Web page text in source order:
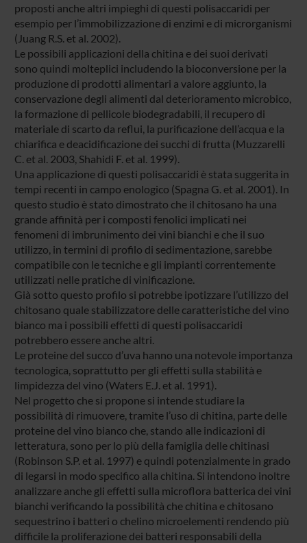
proposti anche altri impieghi di questi polisaccaridi per
esempio per l’immobilizzazione di enzimi e di microrganismi
(Juang R.S. et al. 2002).
Le possibili applicazioni della chitina e dei suoi derivati
sono quindi molteplici includendo la bioconversione per la
produzione di prodotti alimentari a valore aggiunto, la
conservazione degli alimenti dal deterioramento microbico,
la formazione di pellicole biodegradabili, il recupero di
materiale di scarto da reflui, la purificazione dell’acqua e la
chiarifica e deacidificazione dei succhi di frutta (Muzzarelli
C. et al. 2003, Shahidi F. et al. 1999).
Una applicazione di questi polisaccaridi è stata suggerita in
tempi recenti in campo enologico (Spagna G. et al. 2001). In
questo studio è stato dimostrato che il chitosano ha una
grande affinità per i composti fenolici implicati nei
fenomeni di imbrunimento dei vini bianchi e che il suo
utilizzo, in termini di profilo di sedimentazione, sarebbe
compatibile con le tecniche e gli impianti correntemente
utilizzati nelle pratiche di vinificazione.
Già sotto questo profilo si potrebbe ipotizzare l’utilizzo del
chitosano quale stabilizzatore delle caratteristiche del vino
bianco ma i possibili effetti di questi polisaccaridi
potrebbero essere anche altri.
Le proteine del succo d’uva hanno una notevole importanza
tecnologica, soprattutto per gli effetti sulla stabilità e
limpidezza del vino (Waters E.J. et al. 1991).
Nel progetto che si propone si intende studiare la
possibilità di rimuovere, tramite l’uso di chitina, parte delle
proteine del vino bianco che, stando alle indicazioni di
letteratura, sono per lo più della famiglia delle chitinasi
(Robinson S.P. et al. 1997) e quindi potenzialmente in grado
di legarsi in modo specifico alla chitina. Si intendono inoltre
analizzare anche gli effetti sulla microflora batterica dei vini
bianchi verificando la possibilità che chitina e chitosano
sequestrino i batteri o chelino microelementi rendendo più
difficile la proliferazione dei batteri responsabili della